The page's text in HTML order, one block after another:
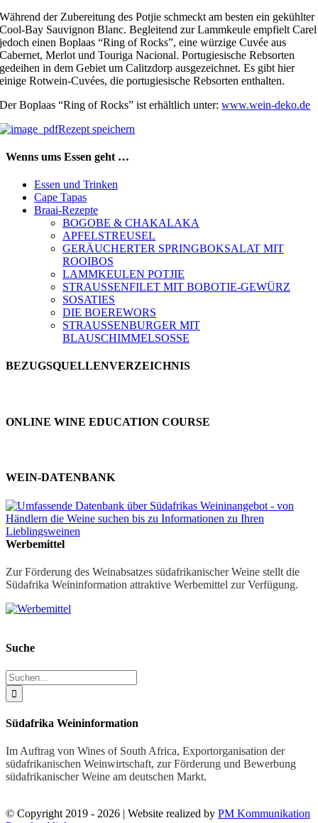
Während der Zubereitung des Potjie schmeckt am besten ein gekühlter
Cool-Bay Sauvignon Blanc. Begleitend zur Lammkeule empfielt Carel
jedoch einen Boplaas “Ring of Rocks”, eine würzige Cuvée aus
Cabernet, Merlot und Touriga Nacional. Portugiesische Rebsorten
gedeihen in dem Gebiet um Calitzdorp ausgezeichnet. Es gibt hier
einige Rotwein-Cuvées, die portugiesische Rebsorten enthalten.
Der Boplaas “Ring of Rocks” ist erhältlich unter:www.wein-deko.de
Rezept speichern
Wenns ums Essen geht …
Essen und Trinken
Cape Tapas
Braai-Rezepte
BOGOBE & CHAKALAKA
APFELSTREUSEL
GERÄUCHERTER SPRINGBOKSALAT MIT
ROOIBOS
LAMMKEULEN POTJIE
STRAUSSENFILET MIT BOBOTIE-GEWÜRZ
SOSATIES
DIE BOEREWORS
STRAUSSENBURGER MIT
BLAUSCHIMMELSOSSE
BEZUGSQUELLENVERZEICHNIS
ONLINE WINE EDUCATION COURSE
WEIN-DATENBANK
Werbemittel
Zur Förderung des Weinabsatzes südafrikanischer Weine stellt die
Südafrika Weininformation attraktive Werbemittel zur Verfügung.
Suche
Suche
nach:
Südafrika Weininformation
Im Auftrag von Wines of South Africa, Exportorganisation der
südafrikanischen Weinwirtschaft, zur Förderung und Bewerbung
südafrikanischer Weine am deutschen Markt.
© Copyright 2019 - 2026 | Website realized by PM Kommunikation